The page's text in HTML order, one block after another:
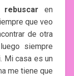
en
que veo
de otra
siempre
Mi casa es un
me tiene que